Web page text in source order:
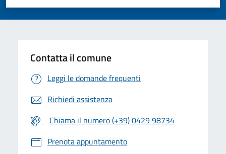
Valuta 5 stelle su 5
Valuta 4 stelle su 5
Valuta 3 stelle su 5
Valuta 2 stelle su 5
Valuta 1 stelle su 5
Contatta il comune
Leggi le domande frequenti
Richiedi assistenza
Chiama il numero (+39) 0429 98734
Prenota appuntamento